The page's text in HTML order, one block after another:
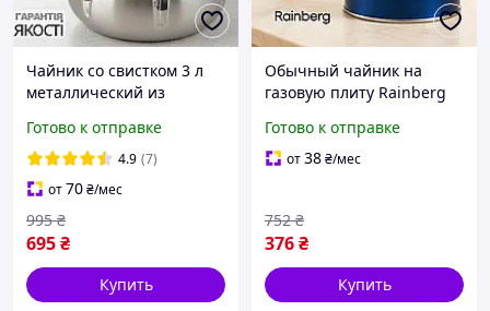
Чайник со свистком 3 л
металлический из
газовых плит, чайник на
плиту для дома газовый
Готово к отправке
4.9 (7)
от70₴/мес
695₴
995 ₴
Купить
Обычный чайник на
газовую плиту Rainberg
свистком для
электроплиты TN-84
Готово к отправке
от38₴/мес
376₴
752 ₴
Купить